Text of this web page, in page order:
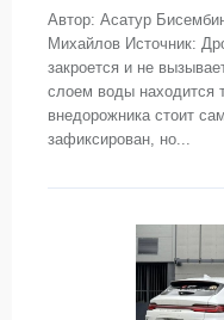
Автор: Асатур
Михайлов Источник:
закроется и не
слоем воды находится
внедорожника стоит
зафиксирован, но...